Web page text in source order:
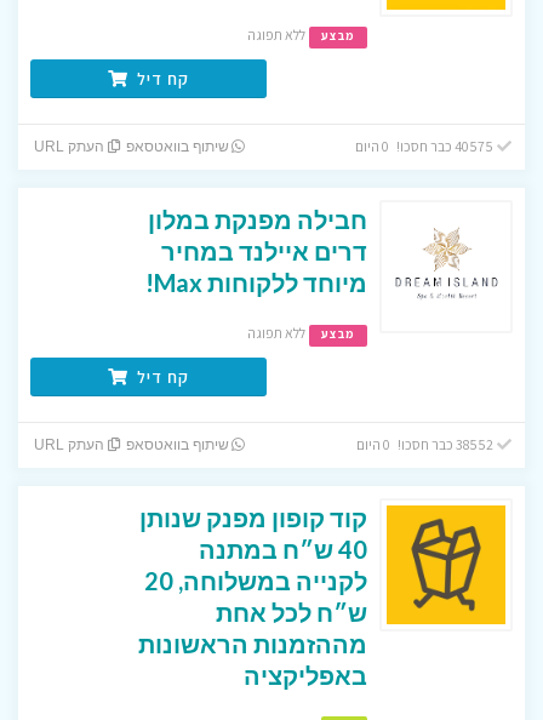
מבצע ללא תפוגה
קח דיל
שיתוף בוואטסאפ העתק URL
חבילה מפנקת במלון
דרים איילנד במחיר
מיוחד ללקוחות Max!
מבצע ללא תפוגה
קח דיל
שיתוף בוואטסאפ העתק URL
קוד קופון מפנק שנותן
40 ש״ח במתנה
לקנייה במשלוחה, 20
ש״ח לכל אחת
מההזמנות הראשונות
באפליקציה